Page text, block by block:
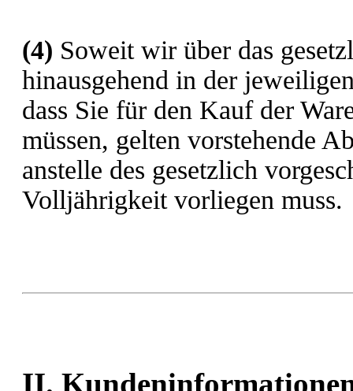
(4) Soweit wir über das
hinausgehend in der
dass Sie für den Kauf der
müssen, gelten vorstehende
anstelle des gesetzlich
Volljährigkeit vorliegen muss.
II.